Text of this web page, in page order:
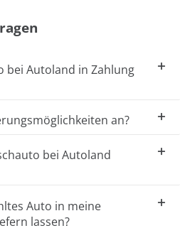
bei Autoland in Zahlung
an?
bei Autoland
Auto in meine
lassen?